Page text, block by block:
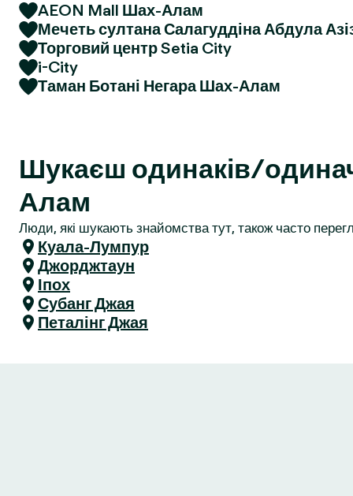
AEON Mall Шах-Алам
Мечеть султана Салагуддіна Абдула
Торговий центр Setia City
i-City
Таман Ботані Негара Шах-Алам
Шукаєш одинаків/
Алам
Люди, які шукають знайомства тут, також часто
Куала-Лумпур
Джорджтаун
Іпох
Субанг Джая
Петалінг Джая